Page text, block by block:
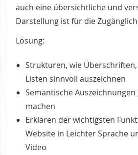
auch eine übersichtliche und
Darstellung ist für die
Lösung:
Strukturen, wie
Listen sinnvoll auszeichnen
Semantische
machen
Erklären der wichtigsten
Website in Leichter Sprache
Video